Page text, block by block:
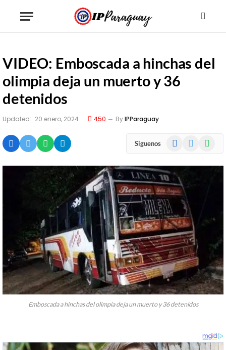
VIDEO: Emboscada a hinchas del
olimpia deja un muerto y 36
detenidos
Updated: 20 enero, 2024 450 ByIPParaguay
Siguenos Facebook
Emboscada a hinchas del olimpia deja un muerto y 36 detenidos